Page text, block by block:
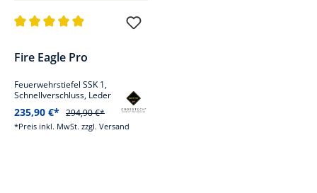
Fire Eagle Pro
Feuerwehrstiefel SSK 1,
Schnellverschluss, Leder
235,90 €* 294,90 €*
*Preis inkl. MwSt. zzgl. Versand